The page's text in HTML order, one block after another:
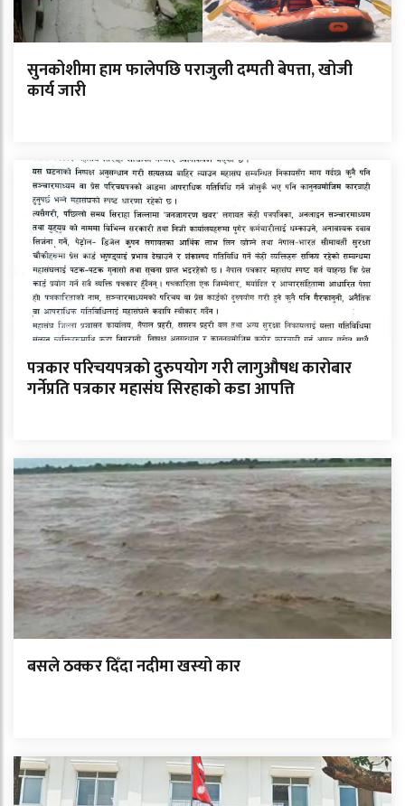
सुनकोशीमा हाम फालेपछि पराजुली दम्पती बेपत्ता, खोजी
कार्य जारी
पत्रकार परिचयपत्रको दुरुपयोग गरी लागुऔषध कारोबार
गर्नेप्रति पत्रकार महासंघ सिरहाको कडा आपत्ति
बसले ठक्कर दिँदा नदीमा खस्यो कार